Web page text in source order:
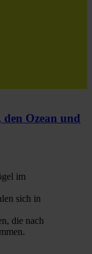
Ozean und
im
sich in
die nach